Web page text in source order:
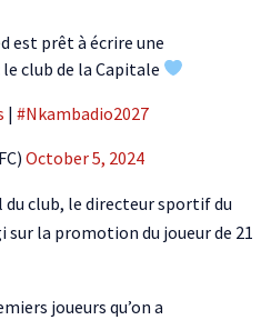
est prêt à écrire une
club de la Capitale
|#Nkambadio2027
October 5, 2024
du club, le directeur sportif du
sur la promotion du joueur de 21
joueurs qu’on a